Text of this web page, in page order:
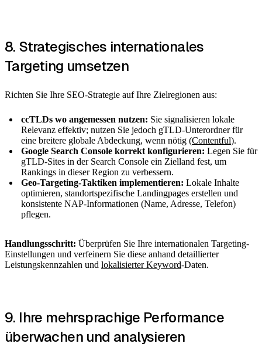
8. Strategisches internationales
Targeting umsetzen
Richten Sie Ihre SEO-Strategie auf Ihre Zielregionen aus:
ccTLDs wo angemessen nutzen: Sie signalisieren lokale
Relevanz effektiv; nutzen Sie jedoch gTLD-Unterordner für
eine breitere globale Abdeckung, wenn nötig (Contentful).
Google Search Console korrekt konfigurieren: Legen Sie für
gTLD-Sites in der Search Console ein Zielland fest, um
Rankings in dieser Region zu verbessern.
Geo-Targeting-Taktiken implementieren: Lokale Inhalte
optimieren, standortspezifische Landingpages erstellen und
konsistente NAP-Informationen (Name, Adresse, Telefon)
pflegen.
Handlungsschritt: Überprüfen Sie Ihre internationalen Targeting-
Einstellungen und verfeinern Sie diese anhand detaillierter
Leistungskennzahlen und lokalisierter Keyword-Daten.
9. Ihre mehrsprachige Performance
überwachen und analysieren